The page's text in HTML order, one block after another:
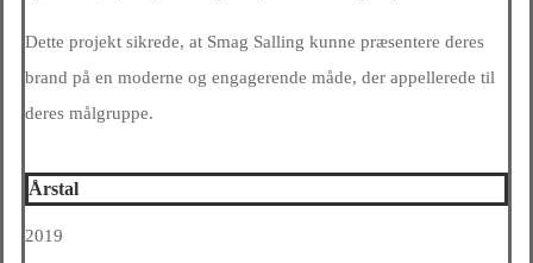
Dette projekt sikrede, at Smag Salling kunne præsentere deres
brand på en moderne og engagerende måde, der appellerede til
deres målgruppe.
Årstal
2019